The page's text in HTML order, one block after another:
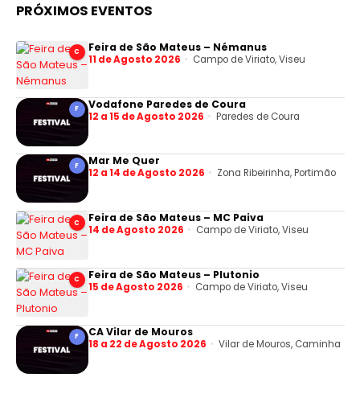
PRÓXIMOS EVENTOS
C Feira de São Mateus – Némanus
11 de Agosto 2026 Campo de Viriato, Viseu
F Vodafone Paredes de Coura
12 a 15 de Agosto 2026 Paredes de Coura
F Mar Me Quer
12 a 14 de Agosto 2026 Zona Ribeirinha, Portimão
C Feira de São Mateus – MC Paiva
14 de Agosto 2026 Campo de Viriato, Viseu
C Feira de São Mateus – Plutonio
15 de Agosto 2026 Campo de Viriato, Viseu
F CA Vilar de Mouros
18 a 22 de Agosto 2026 Vilar de Mouros, Caminha